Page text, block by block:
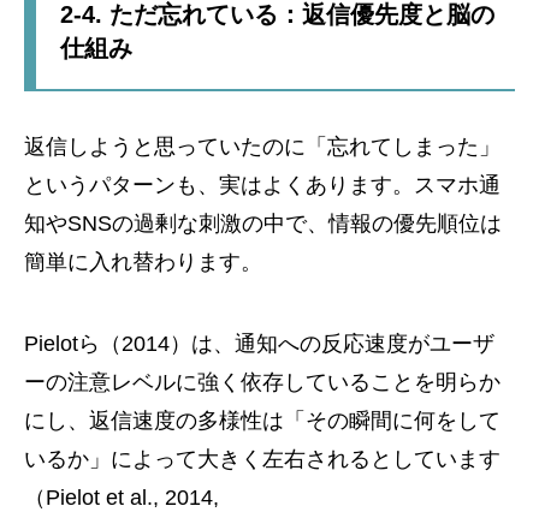
2-4. ただ忘れている：返信優先度と脳の
仕組み
返信しようと思っていたのに「忘れてしまった」
というパターンも、実はよくあります。スマホ通
知やSNSの過剰な刺激の中で、情報の優先順位は
簡単に入れ替わります。
Pielotら（2014）は、通知への反応速度がユーザ
ーの注意レベルに強く依存していることを明らか
にし、返信速度の多様性は「その瞬間に何をして
いるか」によって大きく左右されるとしています
（Pielot et al., 2014,